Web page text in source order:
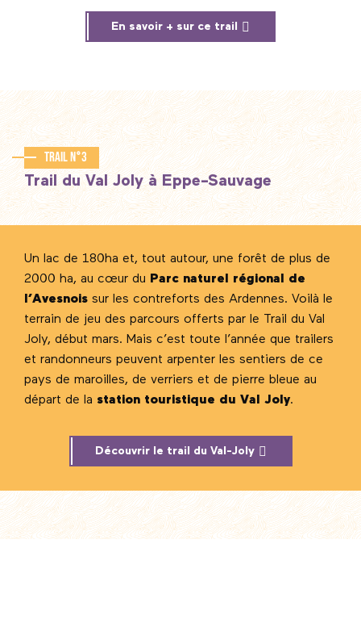
En savoir + sur ce trail
Trail n°3
Trail du Val Joly à Eppe-Sauvage
Un lac de 180ha et, tout autour, une forêt de plus de
2000 ha, au cœur du Parc naturel régional de
l’Avesnois sur les contreforts des Ardennes. Voilà le
terrain de jeu des parcours offerts par le Trail du Val
Joly, début mars. Mais c’est toute l’année que trailers
et randonneurs peuvent arpenter les sentiers de ce
pays de maroilles, de verriers et de pierre bleue au
départ de la station touristique du Val Joly.
Découvrir le trail du Val-Joly